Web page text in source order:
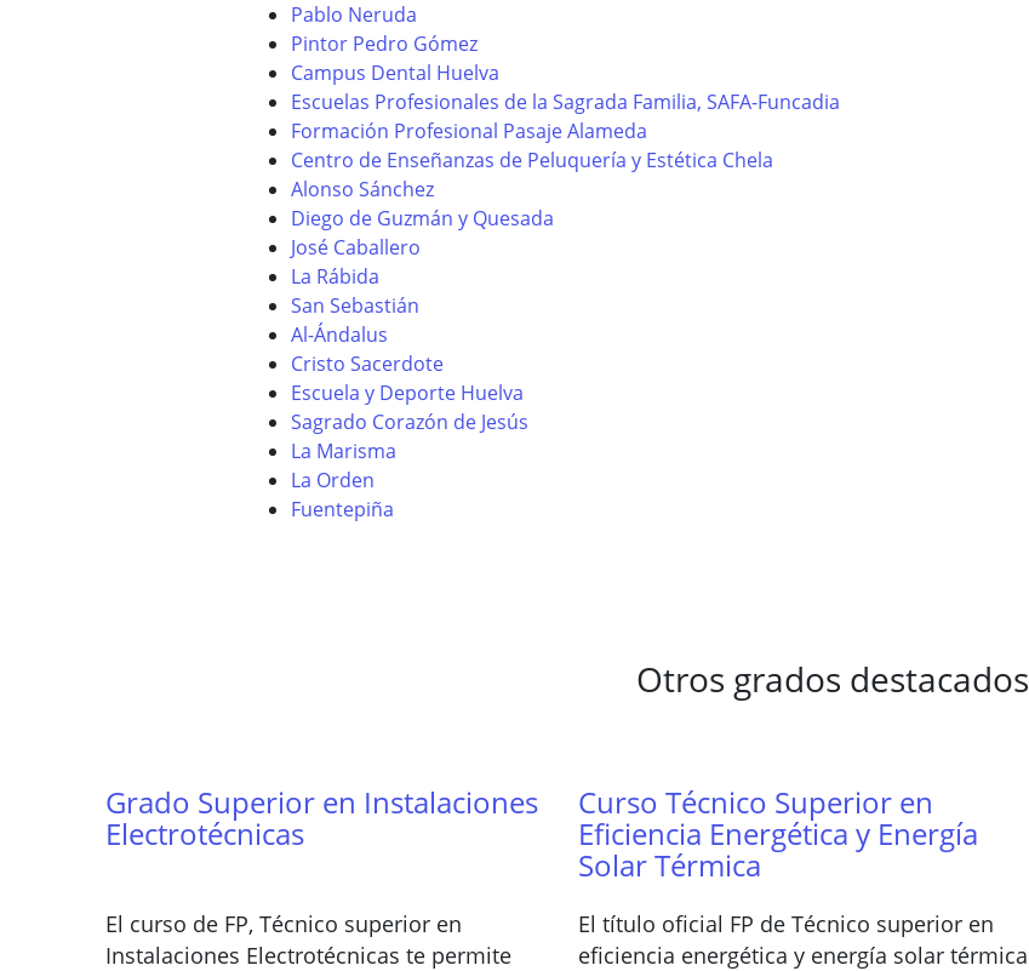
Pablo Neruda
Pintor Pedro Gómez
Campus Dental Huelva
Escuelas Profesionales de la Sagrada Familia, SAFA-Funcadia
Formación Profesional Pasaje Alameda
Centro de Enseñanzas de Peluquería y Estética Chela
Alonso Sánchez
Diego de Guzmán y Quesada
José Caballero
La Rábida
San Sebastián
Al-Ándalus
Cristo Sacerdote
Escuela y Deporte Huelva
Sagrado Corazón de Jesús
La Marisma
La Orden
Fuentepiña
Otros grados destacados
Grado Superior en Instalaciones
Electrotécnicas
El curso de FP, Técnico superior en
Instalaciones Electrotécnicas te permite
Curso Técnico Superior en
Eficiencia Energética y Energía
Solar Térmica
El título oficial FP de Técnico superior en
eficiencia energética y energía solar térmica